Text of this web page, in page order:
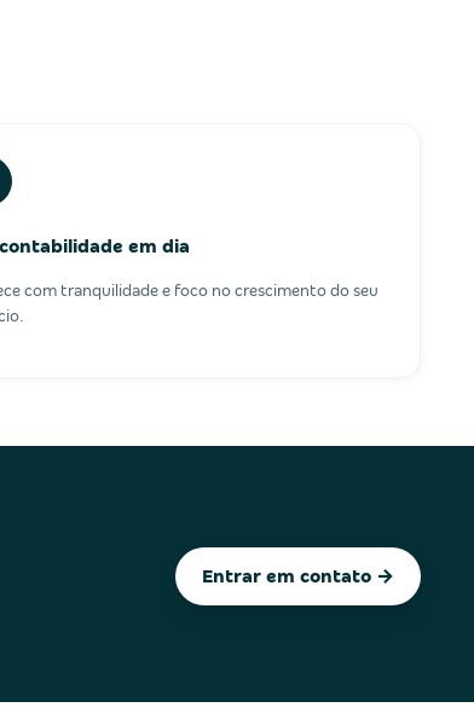
em dia
com tranquilidade e foco no crescimento do seu
Entrar em contato →